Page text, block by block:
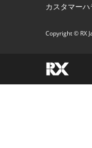
カスタマー
Copyright © RX